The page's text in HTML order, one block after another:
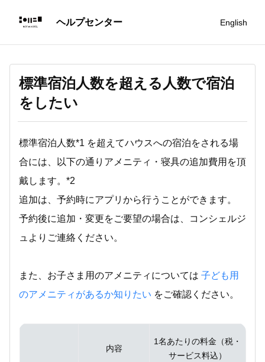
English
標準宿泊人数を超える人数で宿泊
をしたい
標準宿泊人数*1 を超えてハウスへの宿泊をされる場
合には、以下の通りアメニティ・寝具の追加費用を頂
戴します。*2
追加は、予約時にアプリから行うことができます。
予約後に追加・変更をご要望の場合は、コンシェルジ
ュよりご連絡ください。
また、お子さま用のアメニティについては 子ども用
のアメニティがあるか知りたい をご確認ください。
内容
1名あたりの料金（税・
サービス料込）